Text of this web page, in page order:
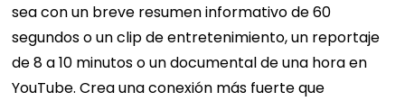
sea con un breve resumen informativo de 60
segundos o un clip de entretenimiento, un reportaje
de 8 a 10 minutos o un documental de una hora en
YouTube. Crea una conexión más fuerte que